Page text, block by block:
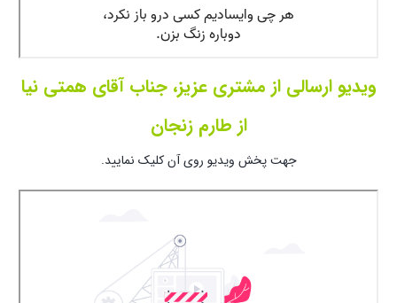
ویدیو ارسالی از مشتری عزیز، جناب آقای همتی نیا
از طارم زنجان
جهت پخش ویدیو روی آن کلیک نمایید.